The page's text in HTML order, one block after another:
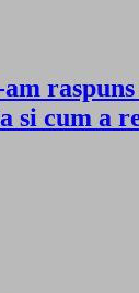
cum a